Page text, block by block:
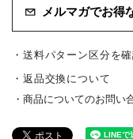
メルマガでお得
・送料パターン区分を
返品交換について
商品についてのお問い